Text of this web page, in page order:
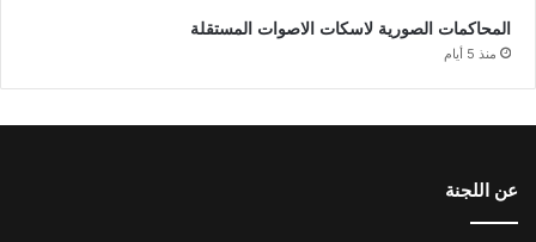
المحاكمات الصورية لاسكات الاصوات المستقلة
منذ 5 أيام
عن اللجنة